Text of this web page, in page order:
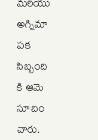
అగ్నిమా
పక
సిబ్బంది
కి ఆమె
సూచిం
చారు.